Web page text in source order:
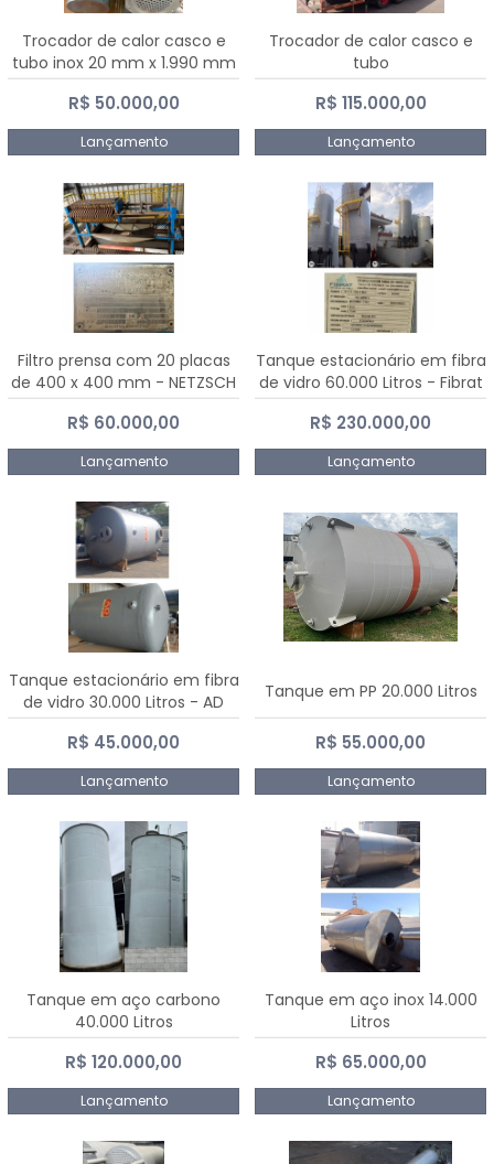
Trocador de calor casco e
tubo inox 20 mm x 1.990 mm
R$ 50.000,00
Lançamento
Trocador de calor casco e
tubo
R$ 115.000,00
Lançamento
Filtro prensa com 20 placas
de 400 x 400 mm - NETZSCH
R$ 60.000,00
Lançamento
Tanque estacionário em fibra
de vidro 60.000 Litros - Fibrat
R$ 230.000,00
Lançamento
Tanque estacionário em fibra
de vidro 30.000 Litros - AD
Fibras
R$ 45.000,00
Lançamento
Tanque em PP 20.000 Litros
R$ 55.000,00
Lançamento
Tanque em aço carbono
40.000 Litros
R$ 120.000,00
Lançamento
Tanque em aço inox 14.000
Litros
R$ 65.000,00
Lançamento